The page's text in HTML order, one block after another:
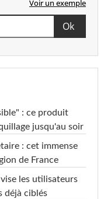
Voir un exemple
: ce produit
jusqu'au soir
: cet immense
de France
les utilisateurs
déjà ciblés